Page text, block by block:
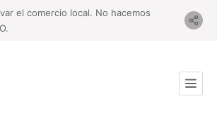
el comercio local. No hacemos